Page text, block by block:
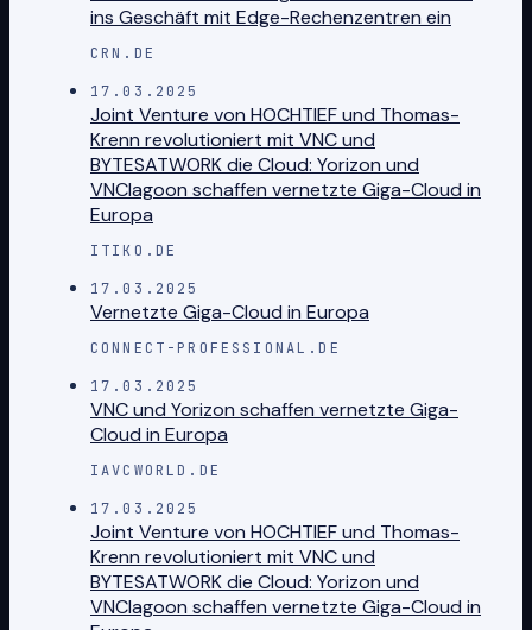
ins Geschäft mit Edge-Rechenzentren ein
CRN.DE
17.03.2025
Joint Venture von HOCHTIEF und Thomas-
Krenn revolutioniert mit VNC und
BYTESATWORK die Cloud: Yorizon und
VNClagoon schaffen vernetzte Giga-Cloud in
Europa
ITIKO.DE
17.03.2025
Vernetzte Giga-Cloud in Europa
CONNECT-PROFESSIONAL.DE
17.03.2025
VNC und Yorizon schaffen vernetzte Giga-
Cloud in Europa​
IAVCWORLD.DE
17.03.2025
Joint Venture von HOCHTIEF und Thomas-
Krenn revolutioniert mit VNC und
BYTESATWORK die Cloud: Yorizon und
VNClagoon schaffen vernetzte Giga-Cloud in